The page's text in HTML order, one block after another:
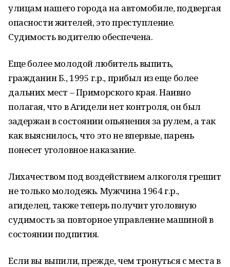
улицам нашего города на автомобиле, подвергая
опасности жителей, это преступление.
Судимость водителю обеспечена.
Еще более молодой любитель выпить,
гражданин Б., 1995 г.р., прибыл из еще более
дальних мест – Приморского края. Наивно
полагая, что в Агидели нет контроля, он был
задержан в состоянии опьянения за рулем, а так
как выяснилось, что это не впервые, парень
понесет уголовное наказание.
Лихачеством под воздействием алкоголя грешит
не только молодежь. Мужчина 1964 г.р.,
агиделец, также теперь получит уголовную
судимость за повторное управление машиной в
состоянии подпития.
Если вы выпили, прежде, чем тронуться с места в